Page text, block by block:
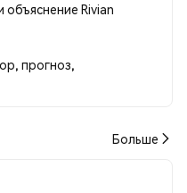
объяснение Rivian
прогноз,
Больше